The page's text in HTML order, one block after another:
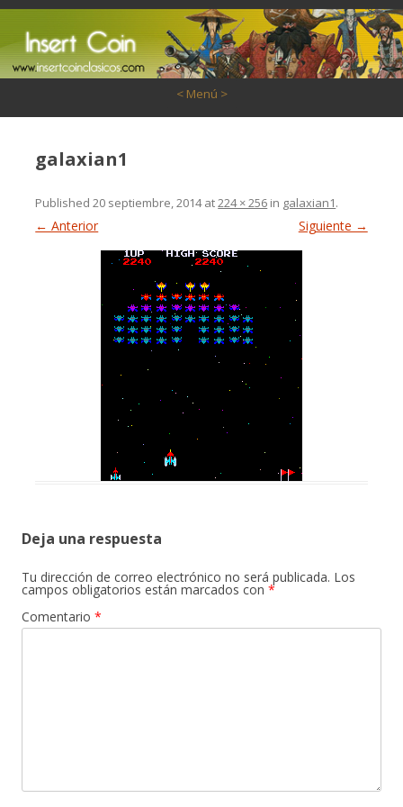
< Menú >
galaxian1
Published20 septiembre, 2014at224 × 256 in galaxian1.
← Anterior Siguiente →
Deja una respuesta
Tu dirección de correo electrónico no será publicada. Los
campos obligatorios están marcados con *
Comentario *